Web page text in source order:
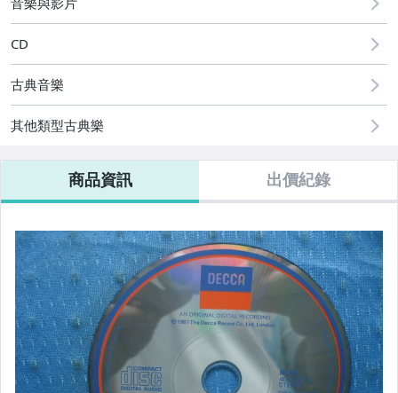
國語光碟
台語光碟
古典光碟
粵語光碟
日語光碟
韓語光碟
西洋光碟
相聲國劇光碟
CD
古典音樂
其他類型古典樂
商品資訊 出價紀錄